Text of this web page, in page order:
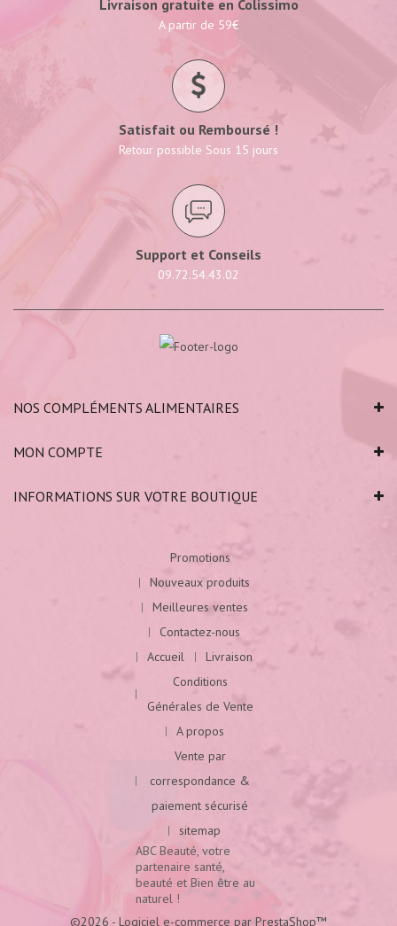
Livraison gratuite en Colissimo
A partir de 59€
Satisfait ou Remboursé !
Retour possible Sous 15 jours
Support et Conseils
09.72.54.43.02
NOS COMPLÉMENTS ALIMENTAIRES
MON COMPTE
INFORMATIONS SUR VOTRE BOUTIQUE
Promotions
Nouveaux produits
Meilleures ventes
Contactez-nous
Accueil
Livraison
Conditions
Générales de Vente
A propos
Vente par
correspondance &
paiement sécurisé
sitemap
ABC Beauté, votre
partenaire santé,
beauté et Bien être au
naturel !
©2026 - Logiciel e-commerce par PrestaShop™